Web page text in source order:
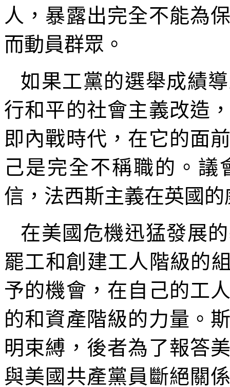
人，暴露出完全不能為
而動員群眾。
如果工黨的選舉成績
行和平的社會主義改造
即內戰時代，在它的面
己是完全不稱職的。議
信，法西斯主義在英國
在美國危機迅猛發展
罷工和創建工人階級的
予的機會，在自己的工
的和資產階級的力量。
明束縛，後者為了報答
與美國共產黨員斷絕關